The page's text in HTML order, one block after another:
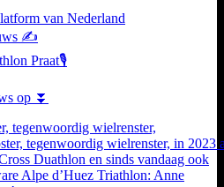
van Nederland
✍️
Praat🎙️
op ⏬
tegenwoordig wielrenster,